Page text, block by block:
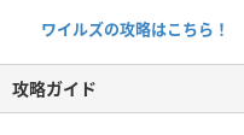
ワイルズの攻略はこちら！
攻略ガイド